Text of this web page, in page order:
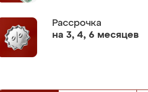
Рассрочка
на 3, 4, 6 месяцев